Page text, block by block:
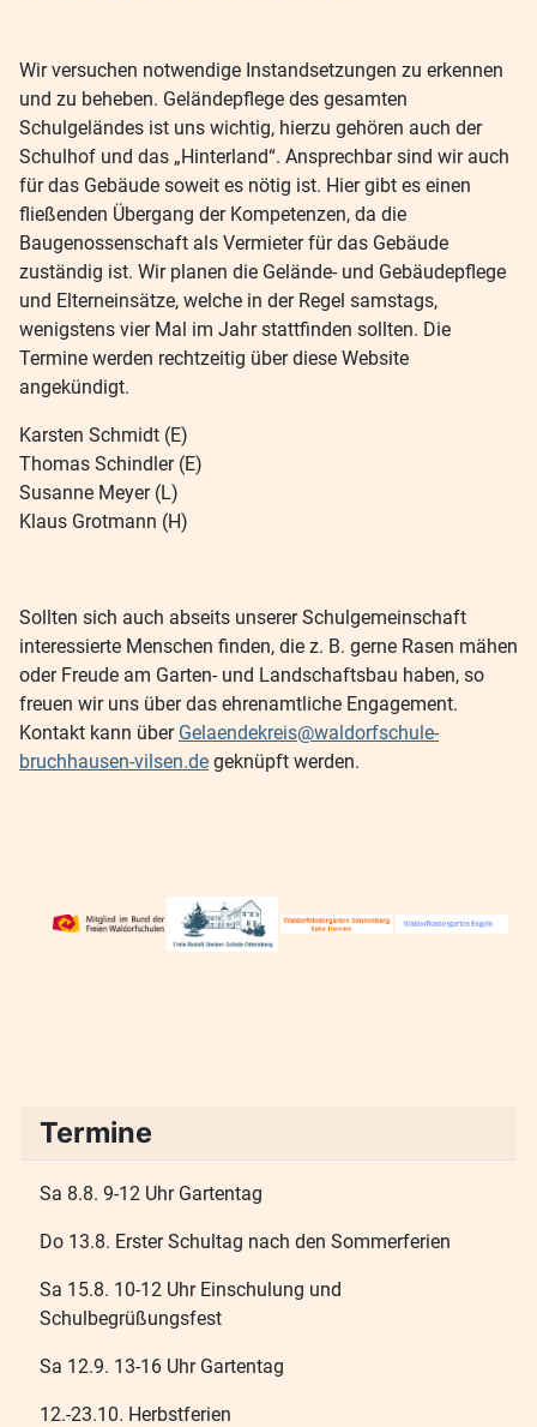
Wir versuchen notwendige Instandsetzungen zu erkennen
und zu beheben. Geländepflege des gesamten
Schulgeländes ist uns wichtig, hierzu gehören auch der
Schulhof und das „Hinterland“. Ansprechbar sind wir auch
für das Gebäude soweit es nötig ist. Hier gibt es einen
fließenden Übergang der Kompetenzen, da die
Baugenossenschaft als Vermieter für das Gebäude
zuständig ist. Wir planen die Gelände- und Gebäudepflege
und Elterneinsätze, welche in der Regel samstags,
wenigstens vier Mal im Jahr stattfinden sollten. Die
Termine werden rechtzeitig über diese Website
angekündigt.
Karsten Schmidt (E)
Thomas Schindler (E)
Susanne Meyer (L)
Klaus Grotmann (H)
Sollten sich auch abseits unserer Schulgemeinschaft
interessierte Menschen finden, die z. B. gerne Rasen mähen
oder Freude am Garten- und Landschaftsbau haben, so
freuen wir uns über das ehrenamtliche Engagement.
Kontakt kann über Gelaendekreis@waldorfschule-
bruchhausen-vilsen.de geknüpft werden.
Termine
Sa 8.8. 9-12 Uhr Gartentag
Do 13.8. Erster Schultag nach den Sommerferien
Sa 15.8. 10-12 Uhr Einschulung und
Schulbegrüßungsfest
Sa 12.9. 13-16 Uhr Gartentag
12.-23.10. Herbstferien